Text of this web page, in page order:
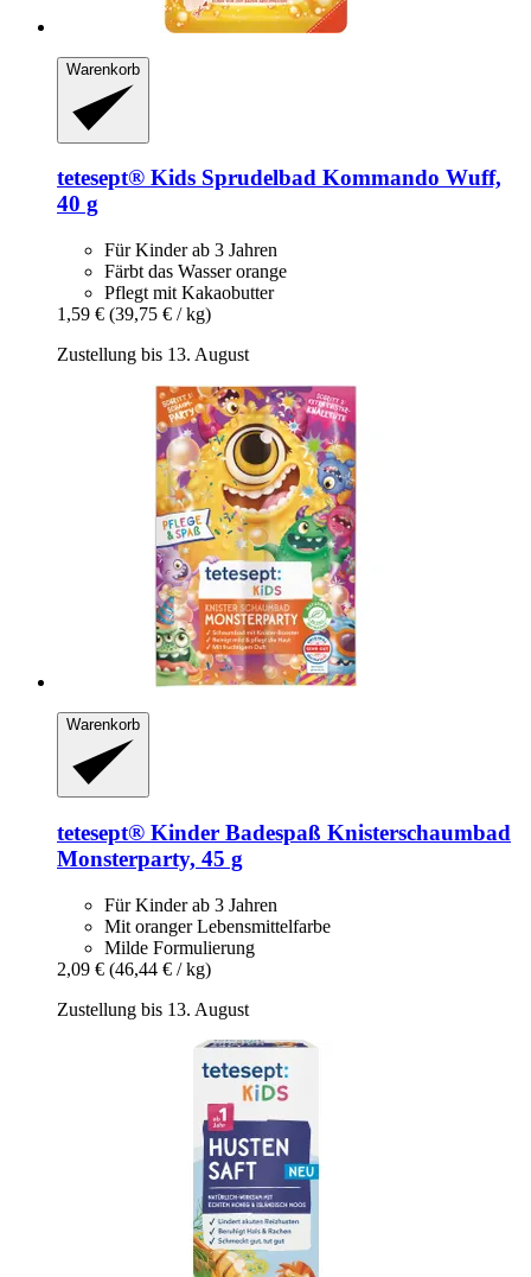
Warenkorb
tetesept® Kids Sprudelbad Kommando Wuff,
40 g
Für Kinder ab 3 Jahren
Färbt das Wasser orange
Pflegt mit Kakaobutter
1,59 € (39,75 € / kg)
Zustellung bis 13. August
Warenkorb
tetesept® Kinder Badespaß Knisterschaumbad
Monsterparty, 45 g
Für Kinder ab 3 Jahren
Mit oranger Lebensmittelfarbe
Milde Formulierung
2,09 € (46,44 € / kg)
Zustellung bis 13. August